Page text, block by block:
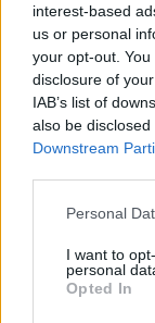
interest-based
us or personal
your opt-out.
disclosure of
IAB’s list of
also be
Downstream
Personal
I want to
personal
Opted In
RETOS MERCADO